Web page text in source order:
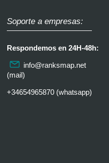
Soporte a empresas:
Respondemos en 24H-48h:
info@ranksmap.net
(mail)
+34654965870 (whatsapp)